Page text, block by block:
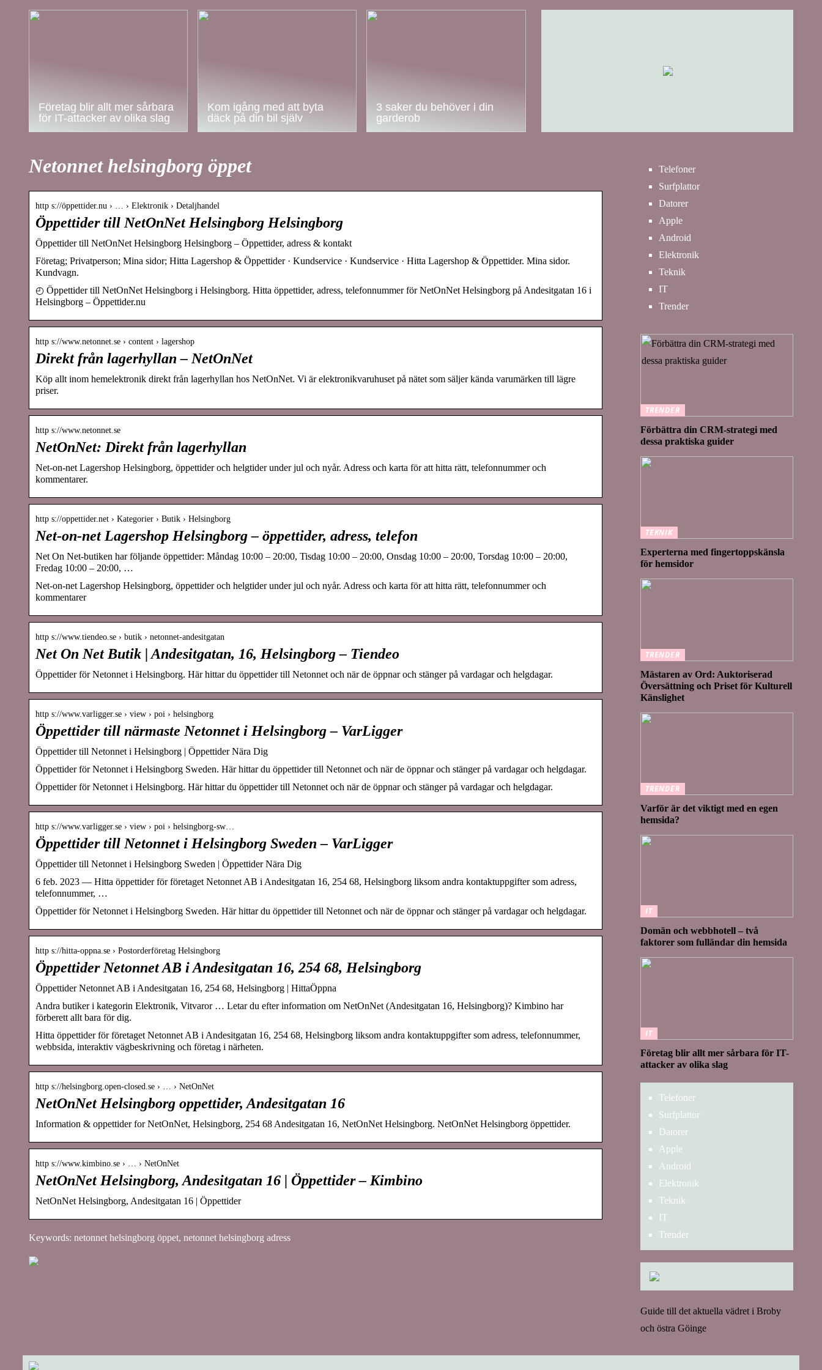
Företag blir allt mer sårbara
för IT-attacker av olika slag
Kom igång med att byta
däck på din bil själv
3 saker du behöver i din
garderob
Netonnet helsingborg öppet
http s://öppettider.nu › … › Elektronik › Detaljhandel
Öppettider till NetOnNet Helsingborg Helsingborg
Öppettider till NetOnNet Helsingborg Helsingborg – Öppettider, adress & kontakt
Företag; Privatperson; Mina sidor; Hitta Lagershop & Öppettider · Kundservice · Kundservice · Hitta Lagershop & Öppettider. Mina sidor.
Kundvagn.
◴ Öppettider till NetOnNet Helsingborg i Helsingborg. Hitta öppettider, adress, telefonnummer för NetOnNet Helsingborg på Andesitgatan 16 i
Helsingborg – Öppettider.nu
http s://www.netonnet.se › content › lagershop
Direkt från lagerhyllan – NetOnNet
Köp allt inom hemelektronik direkt från lagerhyllan hos NetOnNet. Vi är elektronikvaruhuset på nätet som säljer kända varumärken till lägre
priser.
http s://www.netonnet.se
NetOnNet: Direkt från lagerhyllan
Net-on-net Lagershop Helsingborg, öppettider och helgtider under jul och nyår. Adress och karta för att hitta rätt, telefonnummer och
kommentarer.
http s://oppettider.net › Kategorier › Butik › Helsingborg
Net-on-net Lagershop Helsingborg – öppettider, adress, telefon
Net On Net-butiken har följande öppettider: Måndag 10:00 – 20:00, Tisdag 10:00 – 20:00, Onsdag 10:00 – 20:00, Torsdag 10:00 – 20:00,
Fredag 10:00 – 20:00, …
Net-on-net Lagershop Helsingborg, öppettider och helgtider under jul och nyår. Adress och karta för att hitta rätt, telefonnummer och
kommentarer
http s://www.tiendeo.se › butik › netonnet-andesitgatan
Net On Net Butik | Andesitgatan, 16, Helsingborg – Tiendeo
Öppettider för Netonnet i Helsingborg. Här hittar du öppettider till Netonnet och när de öppnar och stänger på vardagar och helgdagar.
http s://www.varligger.se › view › poi › helsingborg
Öppettider till närmaste Netonnet i Helsingborg – VarLigger
Öppettider till Netonnet i Helsingborg | Öppettider Nära Dig
Öppettider för Netonnet i Helsingborg Sweden. Här hittar du öppettider till Netonnet och när de öppnar och stänger på vardagar och helgdagar.
Öppettider för Netonnet i Helsingborg. Här hittar du öppettider till Netonnet och när de öppnar och stänger på vardagar och helgdagar.
http s://www.varligger.se › view › poi › helsingborg-sw…
Öppettider till Netonnet i Helsingborg Sweden – VarLigger
Öppettider till Netonnet i Helsingborg Sweden | Öppettider Nära Dig
6 feb. 2023 — Hitta öppettider för företaget Netonnet AB i Andesitgatan 16, 254 68, Helsingborg liksom andra kontaktuppgifter som adress,
telefonnummer, …
Öppettider för Netonnet i Helsingborg Sweden. Här hittar du öppettider till Netonnet och när de öppnar och stänger på vardagar och helgdagar.
http s://hitta-oppna.se › Postorderföretag Helsingborg
Öppettider Netonnet AB i Andesitgatan 16, 254 68, Helsingborg
Öppettider Netonnet AB i Andesitgatan 16, 254 68, Helsingborg | HittaÖppna
Andra butiker i kategorin Elektronik, Vitvaror … Letar du efter information om NetOnNet (Andesitgatan 16, Helsingborg)? Kimbino har
förberett allt bara för dig.
Hitta öppettider för företaget Netonnet AB i Andesitgatan 16, 254 68, Helsingborg liksom andra kontaktuppgifter som adress, telefonnummer,
webbsida, interaktiv vägbeskrivning och företag i närheten.
http s://helsingborg.open-closed.se › … › NetOnNet
NetOnNet Helsingborg oppettider, Andesitgatan 16
Information & oppettider for NetOnNet, Helsingborg, 254 68 Andesitgatan 16, NetOnNet Helsingborg. NetOnNet Helsingborg öppettider.
http s://www.kimbino.se › … › NetOnNet
NetOnNet Helsingborg, Andesitgatan 16 | Öppettider – Kimbino
NetOnNet Helsingborg, Andesitgatan 16 | Öppettider
Keywords: netonnet helsingborg öppet, netonnet helsingborg adress
Telefoner
Surfplattor
Datorer
Apple
Android
Elektronik
Teknik
IT
Trender
TRENDER
Förbättra din CRM-strategi med
dessa praktiska guider
TEKNIK
Experterna med fingertoppskänsla
för hemsidor
TRENDER
Mästaren av Ord: Auktoriserad
Översättning och Priset för Kulturell
Känslighet
TRENDER
Varför är det viktigt med en egen
hemsida?
IT
Domän och webbhotell – två
faktorer som fulländar din hemsida
IT
Företag blir allt mer sårbara för IT-
attacker av olika slag
Telefoner
Surfplattor
Datorer
Apple
Android
Elektronik
Teknik
IT
Trender
Guide till det aktuella vädret i Broby
och östra Göinge